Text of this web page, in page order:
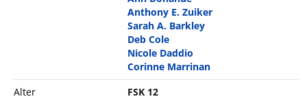
Anthony E. Zuiker
Sarah A. Barkley
Deb Cole
Nicole Daddio
Corinne Marrinan
Alter
FSK 12